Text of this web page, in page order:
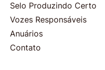
Selo Produzindo Certo
Vozes Responsáveis
Anuários
Contato